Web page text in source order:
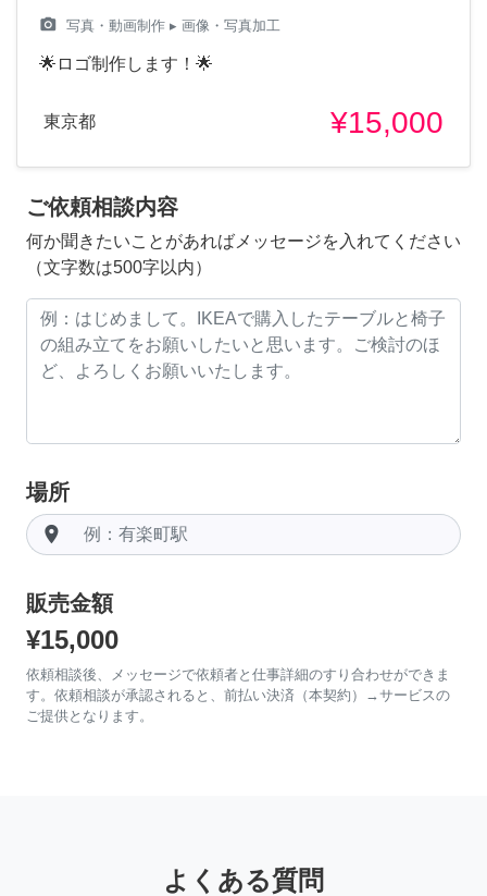
camera_alt 写真・動画制作 ▸ 画像・写真加工
🌟ロゴ制作します！🌟
東京都 ¥15,000
ご依頼相談内容
何か聞きたいことがあればメッセージを入れてください
（文字数は500字以内）
場所
room
販売金額
¥15,000
依頼相談後、メッセージで依頼者と仕事詳細のすり合わせができま
す。依頼相談が承認されると、前払い決済（本契約）→サービスの
ご提供となります。
よくある質問